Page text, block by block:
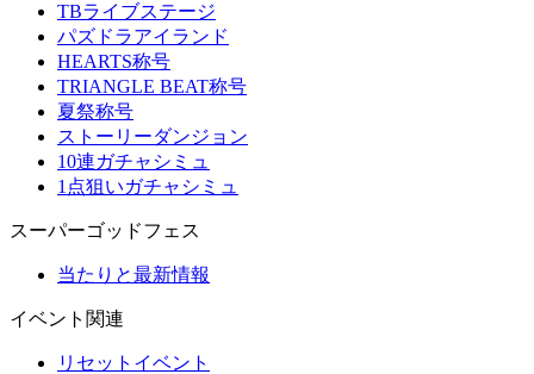
TBライブステージ
パズドラアイランド
HEARTS称号
TRIANGLE BEAT称号
夏祭称号
ストーリーダンジョン
10連ガチャシミュ
1点狙いガチャシミュ
スーパーゴッドフェス
当たりと最新情報
イベント関連
リセットイベント